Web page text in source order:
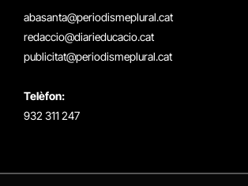
abasanta@periodismeplural.cat
redaccio@diarieducacio.cat
publicitat@periodismeplural.cat
Telèfon:
932 311 247